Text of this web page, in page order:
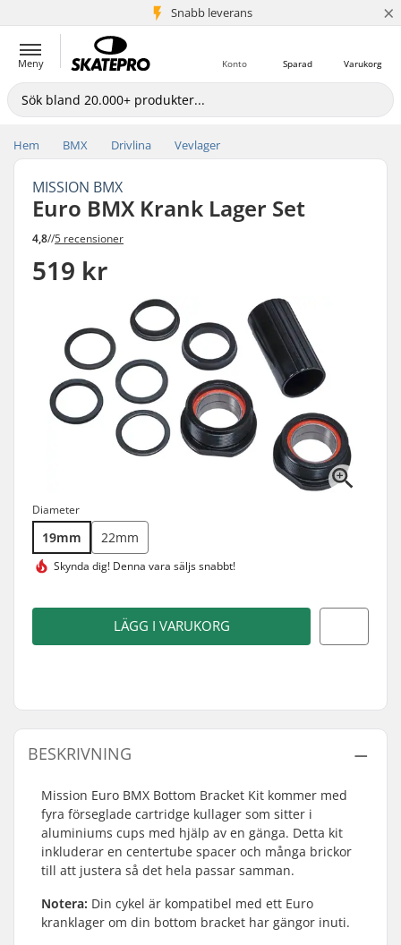
Snabb leverans
5+ milj. kunder ×
Meny Varukorg
Sparad
Konto
Hem BMX Drivlina Vevlager
MISSION BMX
Euro BMX Krank Lager Set
4,8//5 recensioner
519 kr
Diameter
19mm 22mm
Skynda dig! Denna vara säljs snabbt!
LÄGG I VARUKORG
BESKRIVNING
Mission Euro BMX Bottom Bracket Kit kommer med
fyra förseglade cartridge kullager som sitter i
aluminiums cups med hjälp av en gänga. Detta kit
inkluderar en centertube spacer och många brickor
till att justera så det hela passar samman.
Notera: Din cykel är kompatibel med ett Euro
kranklager om din bottom bracket har gängor inuti.